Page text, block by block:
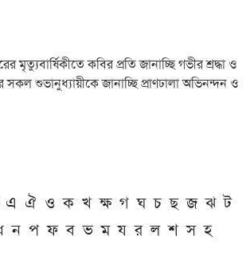
মৃত্যুবার্ষিকীতে কবির প্রতি জানাচ্ছি গভীর শ্রদ্ধা ও
শুভানুধ্যায়ীকে জানাচ্ছি প্রাণঢালা অভিনন্দন ও
এ ঐ ও ক খ ক্ষ গ ঘ চ ছ জ ঝ ট
ন প ফ ব ভ ম য র ল শ স হ